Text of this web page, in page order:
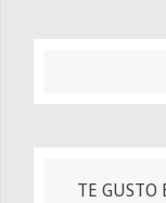
TE GUSTO